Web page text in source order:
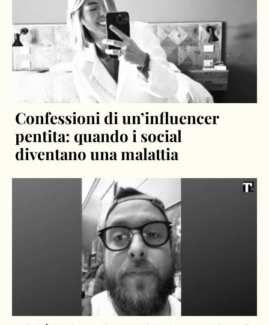
Confessioni di un’influencer
pentita: quando i social
diventano una malattia